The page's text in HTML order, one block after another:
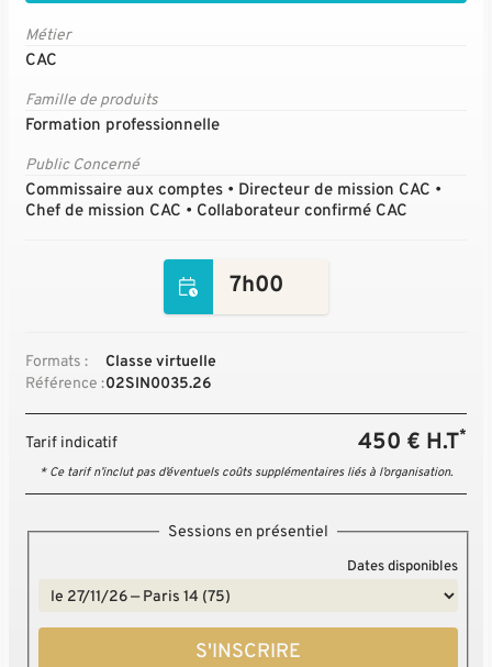
Métier
CAC
Famille de produits
Formation professionnelle
Public Concerné
Commissaire aux comptes • Directeur de mission CAC •
Chef de mission CAC • Collaborateur confirmé CAC
7h00
Formats :
Classe virtuelle
Référence :02SIN0035.26
Tarif indicatif 450 € H.T*
* Ce tarif n’inclut pas d’éventuels coûts supplémentaires liés à l’organisation.
Sessions en présentiel
Dates disponibles
S'INSCRIRE